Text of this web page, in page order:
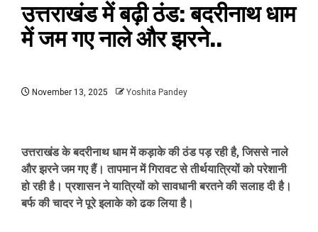
उत्तराखंड में बढ़ी ठंड: बदरीनाथ धाम
में जम गए नाले और झरने..
November 13, 2025 Yoshita Pandey
उत्तराखंड के बदरीनाथ धाम में कड़ाके की ठंड पड़ रही है, जिससे नाले
और झरने जम गए हैं। तापमान में गिरावट से तीर्थयात्रियों को परेशानी
हो रही है। प्रशासन ने यात्रियों को सावधानी बरतने की सलाह दी है।
बर्फ की चादर ने पूरे इलाके को ढक लिया है।